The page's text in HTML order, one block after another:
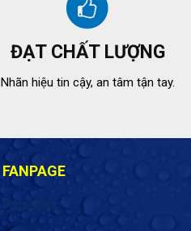
ĐẠT CHẤT LƯỢNG
Nhãn hiệu tin cậy, an tâm tận tay.
FANPAGE
Facebook